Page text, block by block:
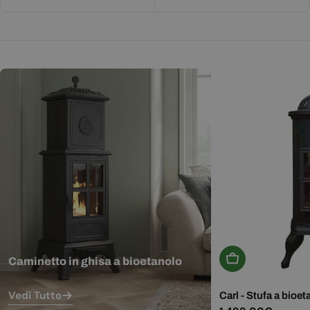
Caminetto in ghisa a bioetanolo
Vedi Tutto
Aggiungi Al
Carl - Stufa a